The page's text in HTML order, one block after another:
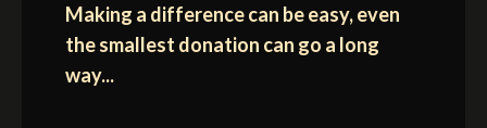
Making a difference can be easy, even
the smallest donation can go a long
way...